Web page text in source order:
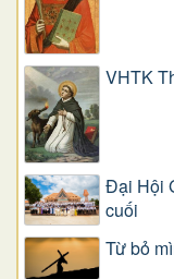
VHTK
Đại Hội
cuối
Từ bỏ